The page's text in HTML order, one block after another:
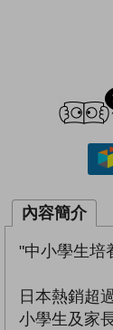
內容簡介
"中小學生培
日本熱銷超
小學生及家